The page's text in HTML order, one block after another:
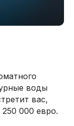
воды
вас,
000 евро.